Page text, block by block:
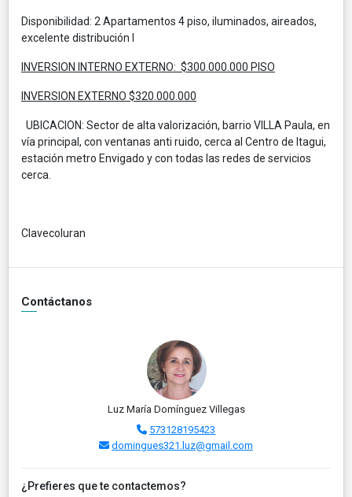
Disponibilidad: 2 Apartamentos 4 piso, iluminados, aireados,
excelente distribución I
INVERSION INTERNO EXTERNO: $300.000.000 PISO
INVERSION EXTERNO $320.000.000
UBICACION: Sector de alta valorización, barrio VILLA Paula, en
vía principal, con ventanas anti ruido, cerca al Centro de Itagui,
estación metro Envigado y con todas las redes de servicios
cerca.
Clavecoluran
Contáctanos
Luz María Domínguez Villegas
573128195423
domingues321.luz@gmail.com
¿Prefieres que te contactemos?